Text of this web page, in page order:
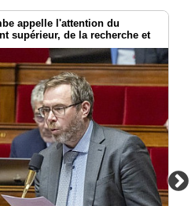
appelle l'attention du
supérieur, de la recherche et